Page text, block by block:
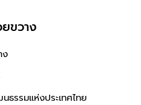
ขวาง
ง
รรมแห่งประเทศไทย